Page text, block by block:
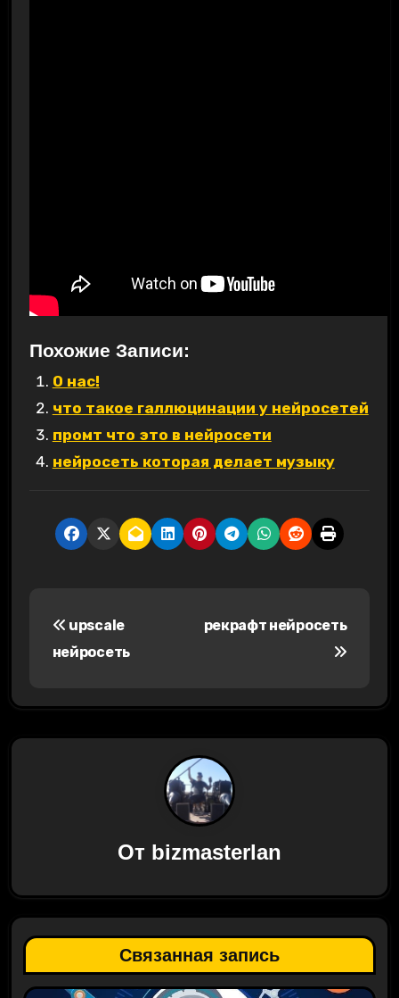
Похожие Записи:
О нас!
что такое галлюцинации у нейросетей
промт что это в нейросети
нейросеть которая делает музыку
и
я
п
о
upscale
нейросеть
рекрафт нейросеть
От bizmasterlan
Связанная запись